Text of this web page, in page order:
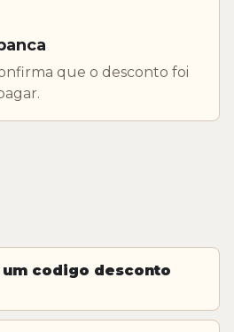
que o desconto foi
codigo desconto